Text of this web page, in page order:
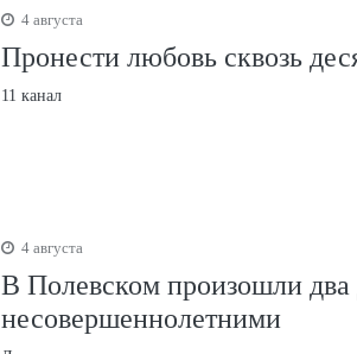
4 августа
Пронести любовь сквозь
11 канал
4 августа
В Полевском произошли
несовершеннолетними